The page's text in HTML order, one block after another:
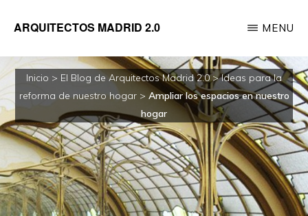
contenido
principal
ARQUITECTOS MADRID 2.0
de
reformas
integrales
de
viviendas
dirigida
por
MENU
Inicio > El Blog de Arquitectos Madrid 2.0>Ideas para la
reforma de nuestro hogar> Ampliar los espacios en nuestro
hogar